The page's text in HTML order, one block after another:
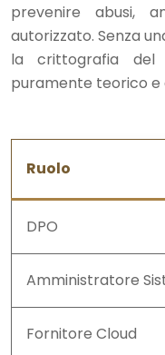
prevenire abusi,
autorizzato. Senza
la crittografia del
puramente teorico e
Ruolo
DPO
Amministratore
Fornitore Cloud